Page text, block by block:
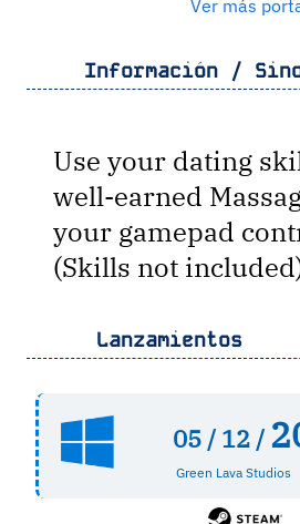
Ver más
Información /
Use your dating
well-earned
your gamepad
(Skills not
Lanzamientos
05 / 12 /
Green Lava Studios